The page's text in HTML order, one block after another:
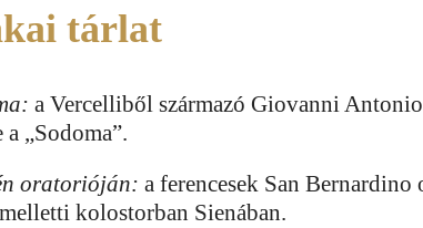
tárlat
a Vercelliből származó Giovanni
„Sodoma”.
oratorióján: a ferencesek San Bernardino
kolostorban Sienában.